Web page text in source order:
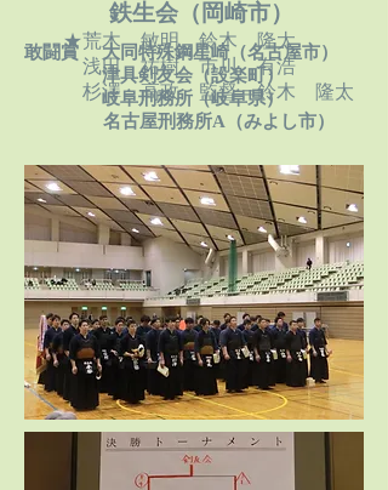
鉄生会（岡崎市）
★荒木 敏明 鈴木 隆太
浅田 祐樹 市川 有浩
杉澤 高政 監督＝鈴木 隆太
敢闘賞 大同特殊鋼星崎（名古屋市）
津具剣友会（設楽町）
岐阜刑務所（岐阜県）
名古屋刑務所A（みよし市）